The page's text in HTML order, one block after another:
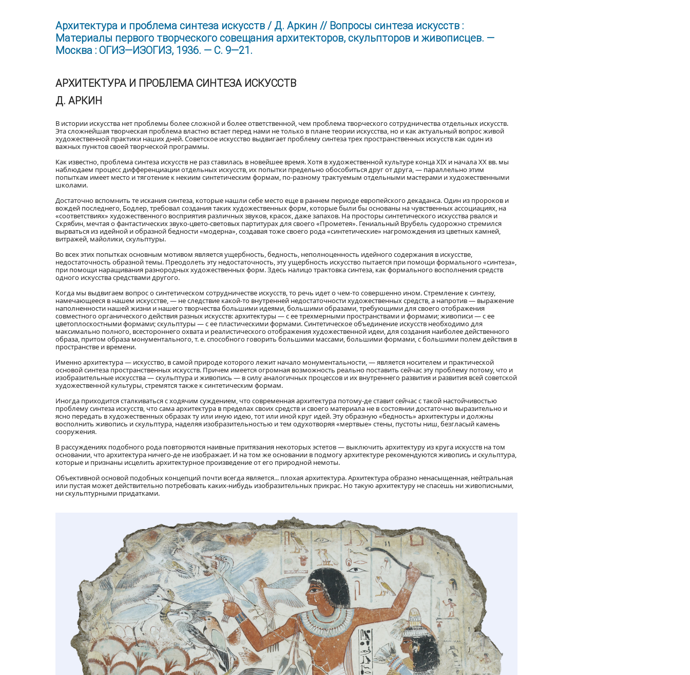
Архитектура и проблема синтеза искусств / Д. Аркин // Вопросы синтеза искусств :
Материалы первого творческого совещания архитекторов, скульпторов и живописцев. —
Москва : ОГИЗ—ИЗОГИЗ, 1936. — С. 9—21.
АРХИТЕКТУРА И ПРОБЛЕМА СИНТЕЗА ИСКУССТВ
Д. АРКИН
В истории искусства нет проблемы более сложной и более ответственной, чем проблема творческого сотрудничества отдельных искусств.
Эта сложнейшая творческая проблема властно встает перед нами не только в плане теории искусства, но и как актуальный вопрос живой
художественной практики наших дней. Советское искусство выдвигает проблему синтеза трех пространственных искусств как один из
важных пунктов своей творческой программы.
Как известно, проблема синтеза искусств не раз ставилась в новейшее время. Хотя в художественной культуре конца XIX и начала XX вв. мы
наблюдаем процесс дифференциации отдельных искусств, их попытки предельно обособиться друг от друга, — параллельно этим
попыткам имеет место и тяготение к некиим синтетическим формам, по-разному трактуемым отдельными мастерами и художественными
школами.
Достаточно вспомнить те искания синтеза, которые нашли себе место еще в раннем периоде европейского декаданса. Один из пророков и
вождей последнего, Бодлер, требовал создания таких художественных форм, которые были бы основаны на чувственных ассоциациях, на
«соответствиях» художественного восприятия различных звуков, красок, даже запахов. На просторы синтетического искусства рвался и
Скрябин, мечтая о фантастических звуко-цвето-световых партитурах для своего «Прометея». Гениальный Врубель судорожно стремился
вырваться из идейной и образной бедности «модерна», создавая тоже своего рода «синтетические» нагромождения из цветных камней,
витражей, майолики, скульптуры.
Во всех этих попытках основным мотивом является ущербность, бедность, неполноценность идейного содержания в искусстве,
недостаточность образной темы. Преодолеть эту недостаточность, эту ущербность искусство пытается при помощи формального «синтеза»,
при помощи наращивания разнородных художественных форм. Здесь налицо трактовка синтеза, как формального восполнения средств
одного искусства средствами другого.
Когда мы выдвигаем вопрос о синтетическом сотрудничестве искусств, то речь идет о чем-то совершенно ином. Стремление к синтезу,
намечающееся в нашем искусстве, — не следствие какой-то внутренней недостаточности художественных средств, а напротив — выражение
наполненности нашей жизни и нашего творчества большими идеями, большими образами, требующими для своего отображения
совместного органического действия разных искусств: архитектуры — с ее трехмерными пространствами и формами; живописи — с ее
цветоплоскостными формами; скульптуры — с ее пластическими формами. Синтетическое объединение искусств необходимо для
максимально полного, всестороннего охвата и реалистического отображения художественной идеи, для создания наиболее действенного
образа, притом образа монументального, т. е. способного говорить большими массами, большими формами, с большими полем действия в
пространстве и времени.
Именно архитектура — искусство, в самой природе которого лежит начало монументальности, — является носителем и практической
основой синтеза пространственных искусств. Причем имеется огромная возможность реально поставить сейчас эту проблему потому, что и
изобразительные искусства — скульптура и живопись — в силу аналогичных процессов и их внутреннего развития и развития всей советской
художественной культуры, стремятся также к синтетическим формам.
Иногда приходится сталкиваться с ходячим суждением, что современная архитектура потому-де ставит сейчас с такой настойчивостью
проблему синтеза искусств, что сама архитектура в пределах своих средств и своего материала не в состоянии достаточно выразительно и
ясно передать в художественных образах ту или иную идею, тот или иной круг идей. Эту образную «бедность» архитектуры и должны
восполнить живопись и скульптура, наделяя изобразительностью и тем одухотворяя «мертвые» стены, пустоты ниш, безгласый камень
сооружения.
В рассуждениях подобного рода повторяются наивные притязания некоторых эстетов — выключить архитектуру из круга искусств на том
основании, что архитектура ничего-де не изображает. И на том же основании в подмогу архитектуре рекомендуются живопись и скульптура,
которые и признаны исцелить архитектурное произведение от его природной немоты.
Объективной основой подобных концепций почти всегда является... плохая архитектура. Архитектура образно ненасыщенная, нейтральная
или пустая может действительно потребовать каких-нибудь изобразительных прикрас. Но такую архитектуру не спасешь ни живописными,
ни скульптурными придатками.